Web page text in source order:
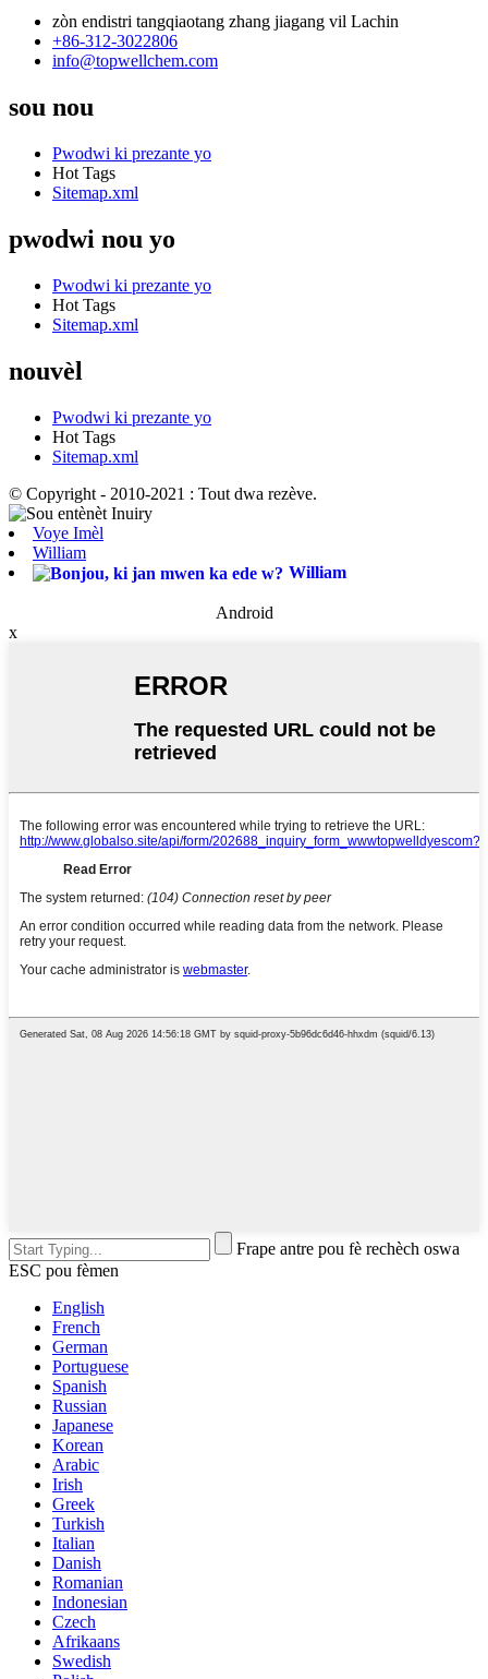
zòn endistri tangqiaotang zhang jiagang vil Lachin
+86-312-3022806
info@topwellchem.com
sou nou
Pwodwi ki prezante yo
Hot Tags
Sitemap.xml
pwodwi nou yo
Pwodwi ki prezante yo
Hot Tags
Sitemap.xml
nouvèl
Pwodwi ki prezante yo
Hot Tags
Sitemap.xml
© Copyright - 2010-2021 : Tout dwa rezève.
Voye Imèl
William
William
Android
x
Frape antre pou fè rechèch oswa
ESC pou fèmen
English
French
German
Portuguese
Spanish
Russian
Japanese
Korean
Arabic
Irish
Greek
Turkish
Italian
Danish
Romanian
Indonesian
Czech
Afrikaans
Swedish